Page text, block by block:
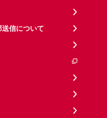
信について